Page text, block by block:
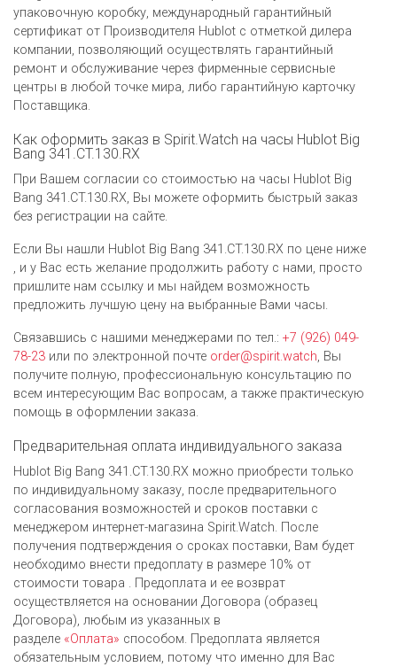
упаковочную коробку, международный гарантийный
сертификат от Производителя Hublot c отметкой дилера
компании, позволяющий осуществлять гарантийный
ремонт и обслуживание через фирменные сервисные
центры в любой точке мира, либо гарантийную карточку
Поставщика.
Как оформить заказ в Spirit.Watch на часы Hublot Big
Bang 341.CT.130.RX
При Вашем согласии со стоимостью на часы Hublot Big
Bang 341.CT.130.RX, Вы можете оформить быстрый заказ
без регистрации на сайте.
Если Вы нашли Hublot Big Bang 341.CT.130.RX по цене ниже
, и у Вас есть желание продолжить работу с нами, просто
пришлите нам ссылку и мы найдем возможность
предложить лучшую цену на выбранные Вами часы.
Связавшись с нашими менеджерами по тел.: +7 (926) 049-
78-23 или по электронной почте order@spirit.watch, Вы
получите полную, профессиональную консультацию по
всем интересующим Вас вопросам, а также практическую
помощь в оформлении заказа.
Предварительная оплата индивидуального заказа
Hublot Big Bang 341.CT.130.RX можно приобрести только
по индивидуальному заказу, после предварительного
согласования возможностей и сроков поставки с
менеджером интернет-магазина Spirit.Watch. После
получения подтверждения о сроках поставки, Вам будет
необходимо внести предоплату в размере 10% от
стоимости товара . Предоплата и ее возврат
осуществляется на основании Договора (образец
Договора), любым из указанных в
разделе «Оплата» способом. Предоплата является
обязательным условием, потому что именно для Вас